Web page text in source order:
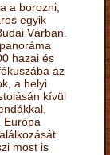
a borozni,
egyik
Várban.
hazai és
az
a helyi
kívül
Európa
most is